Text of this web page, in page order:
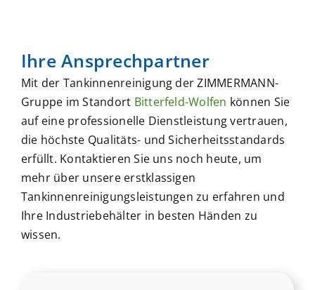
Ihre Ansprechpartner
Mit der Tankinnenreinigung der ZIMMERMANN-
Gruppe im Standort Bitterfeld-Wolfen können Sie
auf eine professionelle Dienstleistung vertrauen,
die höchste Qualitäts- und Sicherheitsstandards
erfüllt. Kontaktieren Sie uns noch heute, um
mehr über unsere erstklassigen
Tankinnenreinigungsleistungen zu erfahren und
Ihre Industriebehälter in besten Händen zu
wissen.